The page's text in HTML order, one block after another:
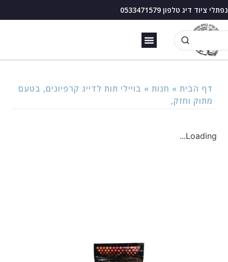
נפתלי ציוד דיג טלפון 0533471579
דף הבית » חנות » בויילי תות לדייג קרפיונים, בטעם
מתוק וחזק,
Loading...